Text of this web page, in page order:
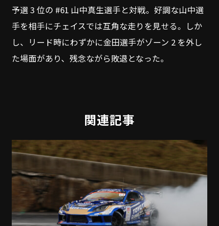
予選 3 位の #61 山中真生選手と対戦。好調な山中選
手を相手にチェイスでは互角な走りを見せる。しか
し、リード時にわずかに金田選手がゾーン 2 を外し
た場面があり、残念ながら敗退となった。
関連記事